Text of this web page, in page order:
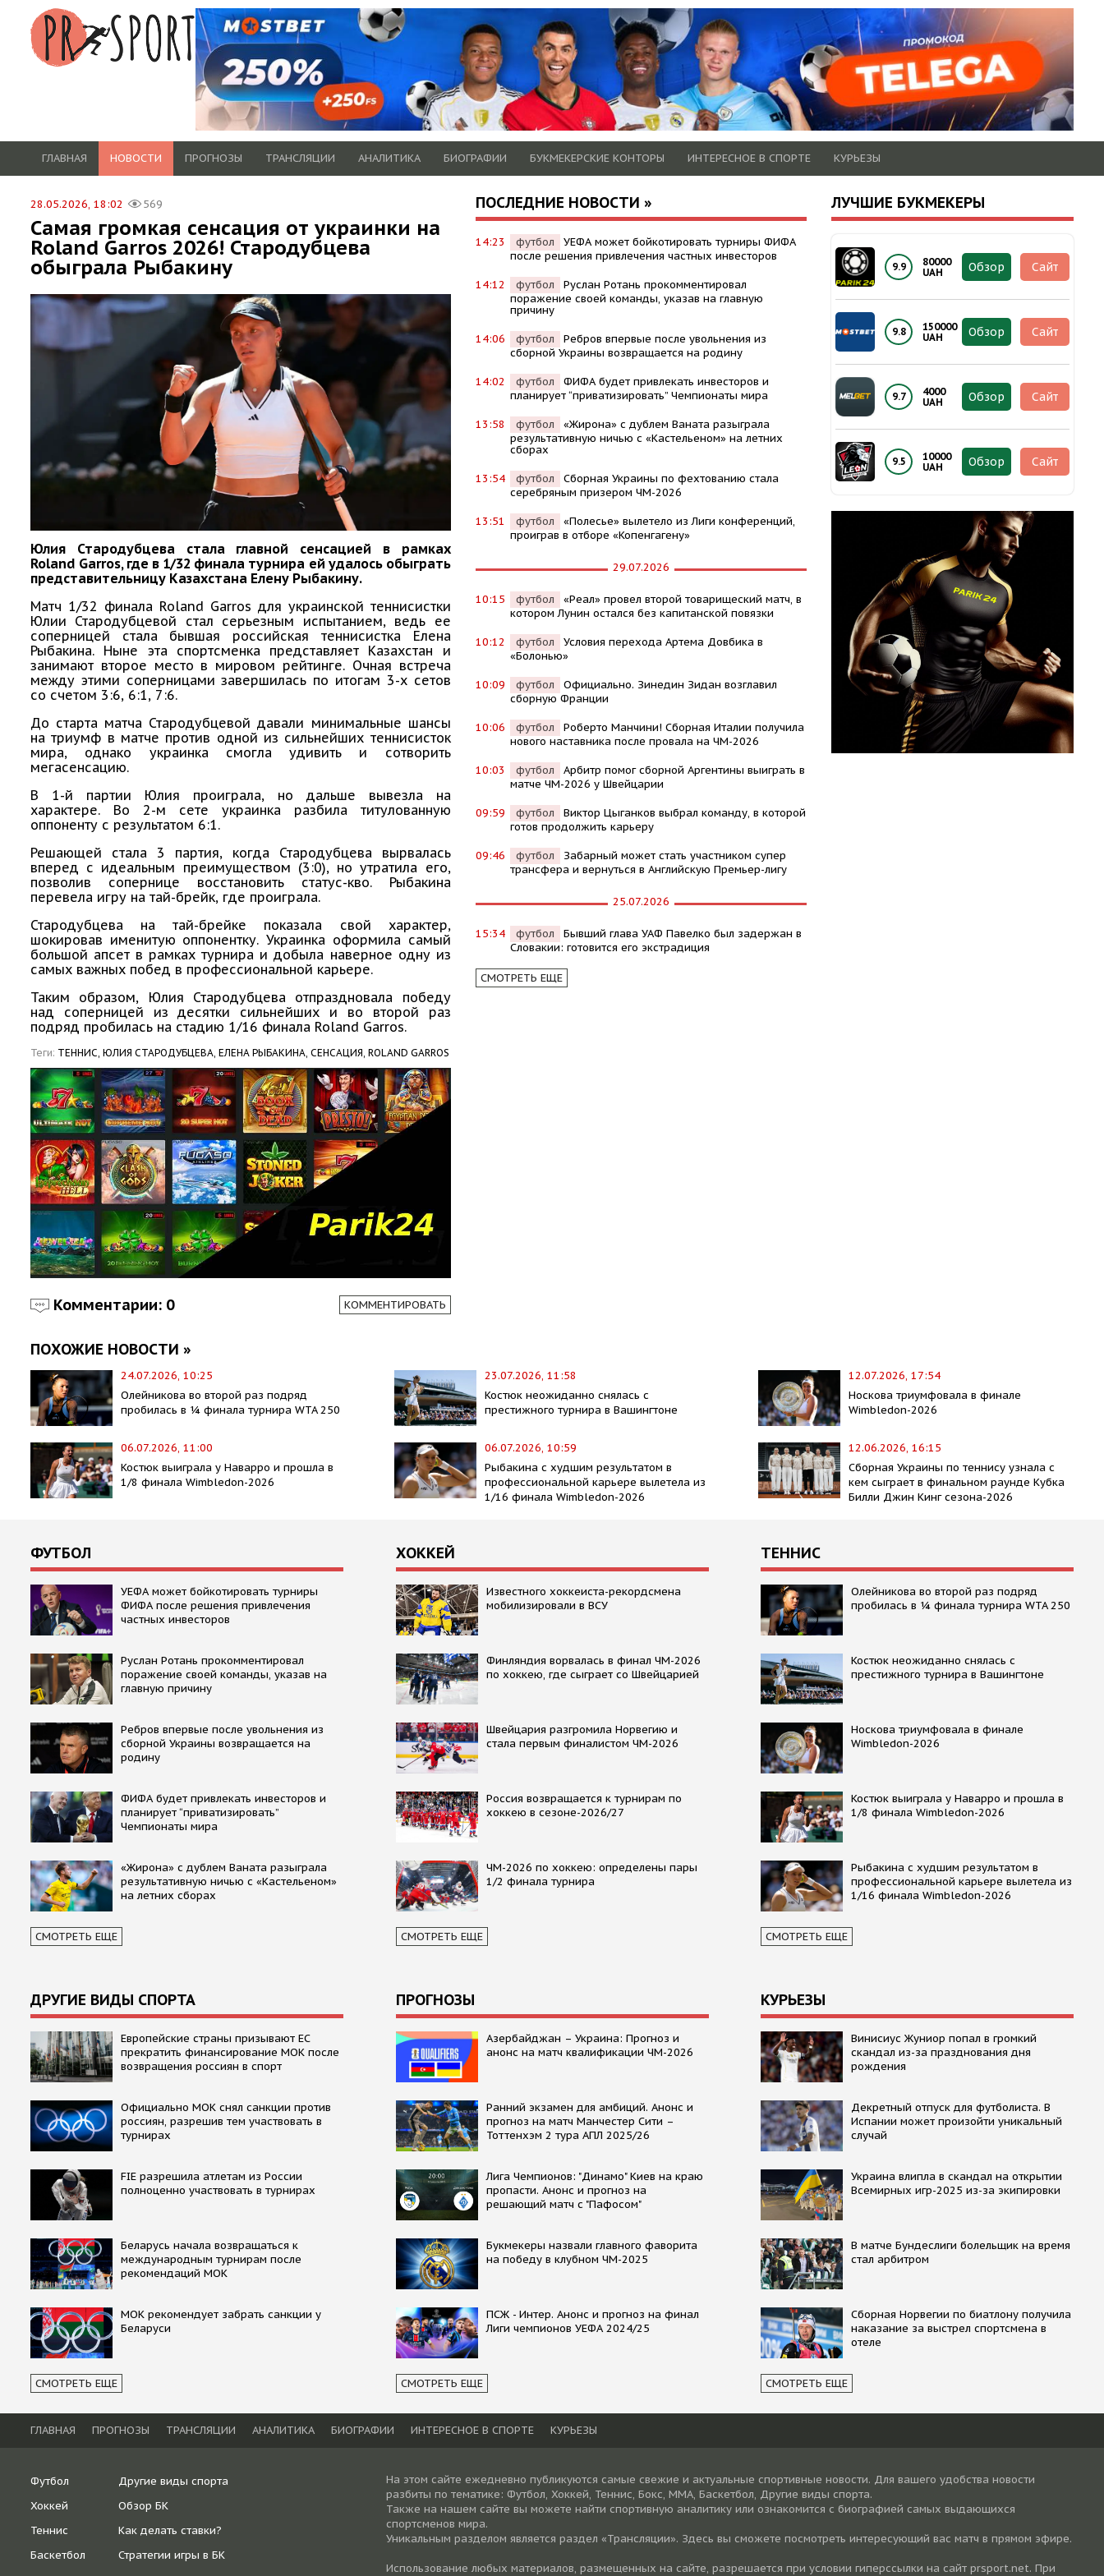
ГЛАВНАЯ НОВОСТИ ПРОГНОЗЫ ТРАНСЛЯЦИИ АНАЛИТИКА БИОГРАФИИ БУКМЕКЕРСКИЕ КОНТОРЫ ИНТЕРЕСНОЕ В СПОРТЕ КУРЬЕЗЫ
28.05.2026, 18:02 569
Самая громкая сенсация от украинки на
Roland Garros 2026! Стародубцева
обыграла Рыбакину
Юлия Стародубцева стала главной сенсацией в рамках
Roland Garros, где в 1/32 финала турнира ей удалось обыграть
представительницу Казахстана Елену Рыбакину.
Матч 1/32 финала Roland Garros для украинской теннисистки
Юлии Стародубцевой стал серьезным испытанием, ведь ее
соперницей стала бывшая российская теннисистка Елена
Рыбакина. Ныне эта спортсменка представляет Казахстан и
занимают второе место в мировом рейтинге. Очная встреча
между этими соперницами завершилась по итогам 3-х сетов
со счетом 3:6, 6:1, 7:6.
До старта матча Стародубцевой давали минимальные шансы
на триумф в матче против одной из сильнейших теннисисток
мира, однако украинка смогла удивить и сотворить
мегасенсацию.
В 1-й партии Юлия проиграла, но дальше вывезла на
характере. Во 2-м сете украинка разбила титулованную
оппоненту с результатом 6:1.
Решающей стала 3 партия, когда Стародубцева вырвалась
вперед с идеальным преимуществом (3:0), но утратила его,
позволив сопернице восстановить статус-кво. Рыбакина
перевела игру на тай-брейк, где проиграла.
Стародубцева на тай-брейке показала свой характер,
шокировав именитую оппонентку. Украинка оформила самый
большой апсет в рамках турнира и добыла наверное одну из
самых важных побед в профессиональной карьере.
Таким образом, Юлия Стародубцева отпраздновала победу
над соперницей из десятки сильнейших и во второй раз
подряд пробилась на стадию 1/16 финала Roland Garros.
Теги: ТЕННИС, ЮЛИЯ СТАРОДУБЦЕВА, ЕЛЕНА РЫБАКИНА, СЕНСАЦИЯ, ROLAND GARROS
Комментарии: 0 КОММЕНТИРОВАТЬ
ПОСЛЕДНИЕ НОВОСТИ »
14:23 футбол
УЕФА может бойкотировать турниры ФИФА
после решения привлечения частных инвесторов
14:12 футбол
Руслан Ротань прокомментировал
поражение своей команды, указав на главную
причину
14:06 футбол
Ребров впервые после увольнения из
сборной Украины возвращается на родину
14:02 футбол
ФИФА будет привлекать инвесторов и
планирует “приватизировать” Чемпионаты мира
13:58 футбол
«Жирона» с дублем Ваната разыграла
результативную ничью с «Кастельеном» на летних
сборах
13:54 футбол
Сборная Украины по фехтованию стала
серебряным призером ЧМ-2026
13:51 футбол
«Полесье» вылетело из Лиги конференций,
проиграв в отборе «Копенгагену»
29.07.2026
10:15 футбол
«Реал» провел второй товарищеский матч, в
котором Лунин остался без капитанской повязки
10:12 футбол
Условия перехода Артема Довбика в
«Болонью»
10:09 футбол
Официально. Зинедин Зидан возглавил
сборную Франции
10:06 футбол
Роберто Манчини! Сборная Италии получила
нового наставника после провала на ЧМ-2026
10:03 футбол
Арбитр помог сборной Аргентины выиграть в
матче ЧМ-2026 у Швейцарии
09:59 футбол
Виктор Цыганков выбрал команду, в которой
готов продолжить карьеру
09:46 футбол
Забарный может стать участником супер
трансфера и вернуться в Английскую Премьер-лигу
25.07.2026
15:34 футбол
Бывший глава УАФ Павелко был задержан в
Словакии: готовится его экстрадиция
СМОТРЕТЬ ЕЩЕ
ЛУЧШИЕ БУКМЕКЕРЫ
9.9
80000
UAH
Обзор Сайт
9.8
150000
UAH
Обзор Сайт
9.7
4000
UAH
Обзор Сайт
9.5
10000
UAH
Обзор Сайт
ПОХОЖИЕ НОВОСТИ »
24.07.2026, 10:25
Олейникова во второй раз подряд
пробилась в ¼ финала турнира WTA 250
23.07.2026, 11:58
Костюк неожиданно снялась с
престижного турнира в Вашингтоне
12.07.2026, 17:54
Носкова триумфовала в финале
Wimbledon-2026
06.07.2026, 11:00
Костюк выиграла у Наварро и прошла в
1/8 финала Wimbledon-2026
06.07.2026, 10:59
Рыбакина с худшим результатом в
профессиональной карьере вылетела из
1/16 финала Wimbledon-2026
12.06.2026, 16:15
Сборная Украины по теннису узнала с
кем сыграет в финальном раунде Кубка
Билли Джин Кинг сезона-2026
ФУТБОЛ
УЕФА может бойкотировать турниры
ФИФА после решения привлечения
частных инвесторов
Руслан Ротань прокомментировал
поражение своей команды, указав на
главную причину
Ребров впервые после увольнения из
сборной Украины возвращается на
родину
ФИФА будет привлекать инвесторов и
планирует “приватизировать”
Чемпионаты мира
«Жирона» с дублем Ваната разыграла
результативную ничью с «Кастельеном»
на летних сборах
СМОТРЕТЬ ЕЩЕ
ХОККЕЙ
Известного хоккеиста-рекордсмена
мобилизировали в ВСУ
Финляндия ворвалась в финал ЧМ-2026
по хоккею, где сыграет со Швейцарией
Швейцария разгромила Норвегию и
стала первым финалистом ЧМ-2026
Россия возвращается к турнирам по
хоккею в сезоне-2026/27
ЧМ-2026 по хоккею: определены пары
1/2 финала турнира
СМОТРЕТЬ ЕЩЕ
ТЕННИС
Олейникова во второй раз подряд
пробилась в ¼ финала турнира WTA 250
Костюк неожиданно снялась с
престижного турнира в Вашингтоне
Носкова триумфовала в финале
Wimbledon-2026
Костюк выиграла у Наварро и прошла в
1/8 финала Wimbledon-2026
Рыбакина с худшим результатом в
профессиональной карьере вылетела из
1/16 финала Wimbledon-2026
СМОТРЕТЬ ЕЩЕ
ДРУГИЕ ВИДЫ СПОРТА
Европейские страны призывают ЕС
прекратить финансирование МОК после
возвращения россиян в спорт
Официально МОК снял санкции против
россиян, разрешив тем участвовать в
турнирах
FIE разрешила атлетам из России
полноценно участвовать в турнирах
Беларусь начала возвращаться к
международным турнирам после
рекомендаций МОК
МОК рекомендует забрать санкции у
Беларуси
СМОТРЕТЬ ЕЩЕ
ПРОГНОЗЫ
Азербайджан – Украина: Прогноз и
анонс на матч квалификации ЧМ-2026
Ранний экзамен для амбиций. Анонс и
прогноз на матч Манчестер Сити –
Тоттенхэм 2 тура АПЛ 2025/26
Лига Чемпионов: "Динамо" Киев на краю
пропасти. Анонс и прогноз на
решающий матч с "Пафосом"
Букмекеры назвали главного фаворита
на победу в клубном ЧМ-2025
ПСЖ - Интер. Анонс и прогноз на финал
Лиги чемпионов УЕФА 2024/25
СМОТРЕТЬ ЕЩЕ
КУРЬЕЗЫ
Винисиус Жуниор попал в громкий
скандал из-за празднования дня
рождения
Декретный отпуск для футболиста. В
Испании может произойти уникальный
случай
Украина влипла в скандал на открытии
Всемирных игр-2025 из-за экипировки
В матче Бундеслиги болельщик на время
стал арбитром
Сборная Норвегии по биатлону получила
наказание за выстрел спортсмена в
отеле
СМОТРЕТЬ ЕЩЕ
ГЛАВНАЯ ПРОГНОЗЫ ТРАНСЛЯЦИИ АНАЛИТИКА БИОГРАФИИ ИНТЕРЕСНОЕ В СПОРТЕ КУРЬЕЗЫ
Футбол
Хоккей
Теннис
Баскетбол
Другие виды спорта
Обзор БК
Как делать ставки?
Стратегии игры в БК
На этом сайте ежедневно публикуются самые свежие и актуальные спортивные новости. Для вашего удобства новости
разбиты по тематике: Футбол, Хоккей, Теннис, Бокс, ММА, Баскетбол, Другие виды спорта.
Также на нашем сайте вы можете найти спортивную аналитику или ознакомится с биографией самых выдающихся
спортсменов мира.
Уникальным разделом является раздел «Трансляции». Здесь вы сможете посмотреть интересующий вас матч в прямом эфире.
Использование любых материалов, размещенных на сайте, разрешается при условии гиперссылки на cайт prsport.net. При